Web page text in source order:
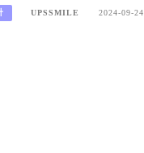
UPSSMILE 2024-09-24